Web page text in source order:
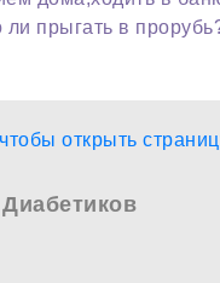
ли прыгать в